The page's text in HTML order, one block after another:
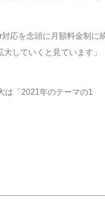
応を念頭に月額料金制に
していくと見ています」
は「2021年のテーマの1